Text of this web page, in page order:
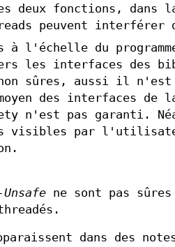
deux fonctions, dans
peuvent interférer
à l'échelle du
les interfaces des
sûres, aussi il n'est
des interfaces de
n'est pas garanti.
visibles par
Unsafene sont pas sûres
dans des